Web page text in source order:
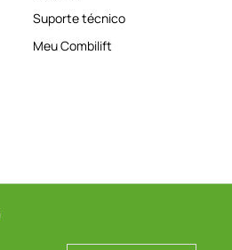
Suporte técnico
Meu Combilift